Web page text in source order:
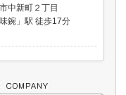
中新町２丁目
鋺」駅 徒歩17分